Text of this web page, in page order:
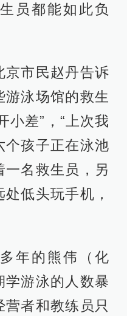
员都能如此负
京市民赵丹告诉
泳场馆的救生
小差”，“上次我
个孩子正在泳池
一名救生员，另
低头玩手机，
年的熊伟（化
学游泳的人数暴
者和教练员只